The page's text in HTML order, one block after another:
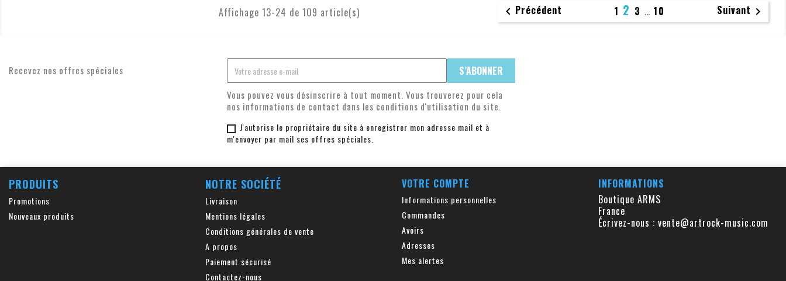
Affichage 13-24 de 109 article(s)  Précédent 1 2 3 … 10 Suivant 
Recevez nos offres spéciales
Vous pouvez vous désinscrire à tout moment. Vous trouverez pour cela
nos informations de contact dans les conditions d'utilisation du site.
J'autorise le propriétaire du site à enregistrer mon adresse mail et à
m'envoyer par mail ses offres spéciales.
PRODUITS
Promotions
Nouveaux produits
NOTRE SOCIÉTÉ
Livraison
Mentions légales
Conditions générales de vente
A propos
Paiement sécurisé
Contactez-nous
VOTRE COMPTE
Informations personnelles
Commandes
Avoirs
Adresses
Mes alertes
INFORMATIONS
Boutique ARMS
France
Écrivez-nous : vente@artrock-music.com